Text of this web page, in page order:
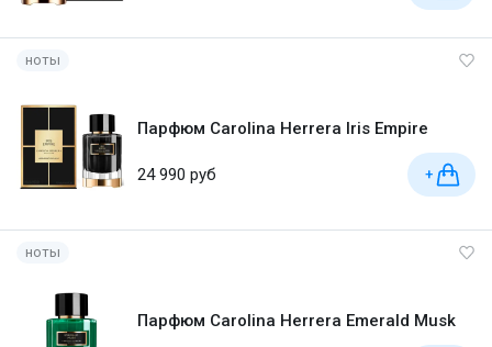
ноты
Парфюм Carolina Herrera Iris Empire
24 990 руб +
ноты
Парфюм Carolina Herrera Emerald Musk